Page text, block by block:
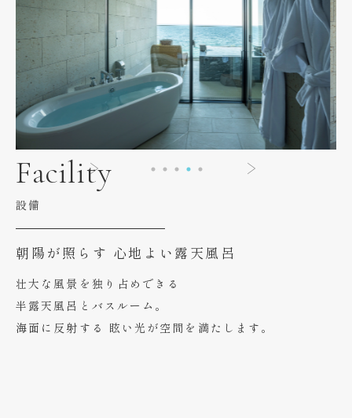
Facility
設備
朝陽が照らす 心地よい露天風呂
壮大な風景を独り占めできる
半露天風呂とバスルーム。
海面に反射する 眩い光が空間を満たします。